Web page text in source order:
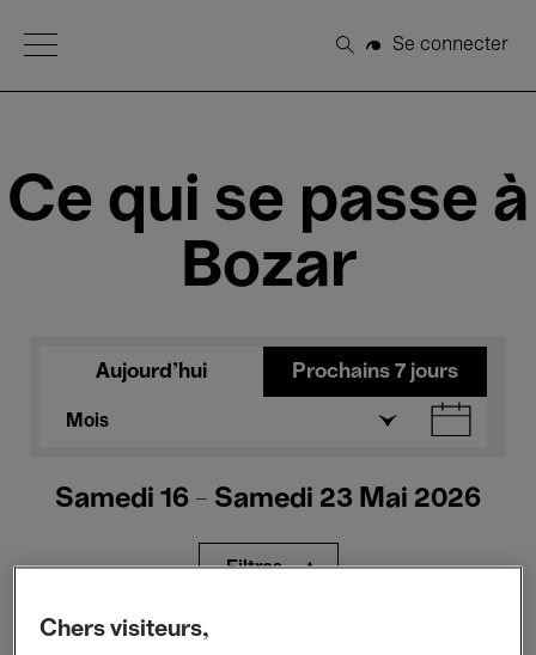
Open Menu
Rechercher
Se connecter
Ce qui se passe à
Bozar
Aujourd'hui Prochains 7 jours
Mois
Samedi 16 - Samedi 23 Mai 2026
Filtres
Chers visiteurs,